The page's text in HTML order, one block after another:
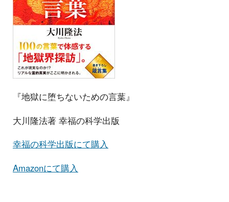
『地獄に堕ちないための言葉』
大川隆法著 幸福の科学出版
幸福の科学出版にて購入
Amazonにて購入